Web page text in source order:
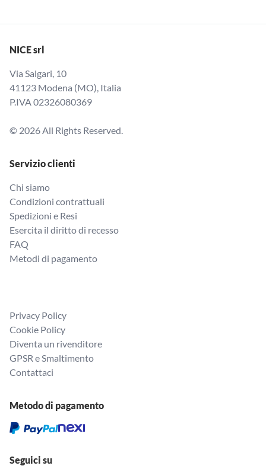
NICE srl
Via Salgari, 10
41123 Modena (MO), Italia
P.IVA 02326080369
© 2026 All Rights Reserved.
Servizio clienti
Chi siamo
Condizioni contrattuali
Spedizioni e Resi
Esercita il diritto di recesso
FAQ
Metodi di pagamento
Privacy Policy
Cookie Policy
Diventa un rivenditore
GPSR e Smaltimento
Contattaci
Metodo di pagamento
Seguici su